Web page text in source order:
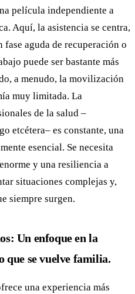
película independiente a
Aquí, la asistencia se centra,
fase aguda de recuperación o
puede ser bastante más
a menudo, la movilización
muy limitada. La
de la salud –
etcétera– es constante, una
esencial. Se necesita
y una resiliencia a
situaciones complejas y,
siempre surgen.
Un enfoque en la
que se vuelve familia.
una experiencia más